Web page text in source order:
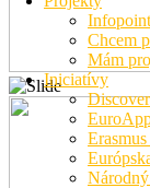
Chcem
Mám
Iniciatívy